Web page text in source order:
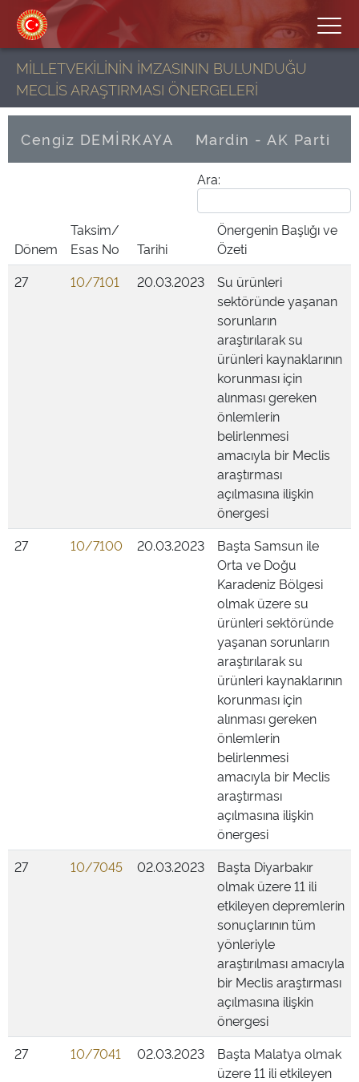
MİLLETVEKİLİNİN İMZASININ BULUNDUĞU
MECLİS ARAŞTIRMASI ÖNERGELERİ
Cengiz DEMİRKAYA Mardin - AK Parti
Ara:
Dönem
Taksim/
Esas No
Tarihi
Önergenin Başlığı ve
Özeti
27
10/7101 20.03.2023
Su ürünleri
sektöründe yaşanan
sorunların
araştırılarak su
ürünleri kaynaklarının
korunması için
alınması gereken
önlemlerin
belirlenmesi
amacıyla bir Meclis
araştırması
açılmasına ilişkin
önergesi
27
10/7100 20.03.2023
Başta Samsun ile
Orta ve Doğu
Karadeniz Bölgesi
olmak üzere su
ürünleri sektöründe
yaşanan sorunların
araştırılarak su
ürünleri kaynaklarının
korunması için
alınması gereken
önlemlerin
belirlenmesi
amacıyla bir Meclis
araştırması
açılmasına ilişkin
önergesi
27
10/7045 02.03.2023
Başta Diyarbakır
olmak üzere 11 ili
etkileyen depremlerin
sonuçlarının tüm
yönleriyle
araştırılması amacıyla
bir Meclis araştırması
açılmasına ilişkin
önergesi
27
10/7041 02.03.2023
Başta Malatya olmak
üzere 11 ili etkileyen